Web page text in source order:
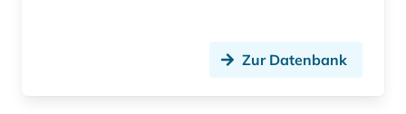
ur- und frühgeschichte (2) Zur Datenbank